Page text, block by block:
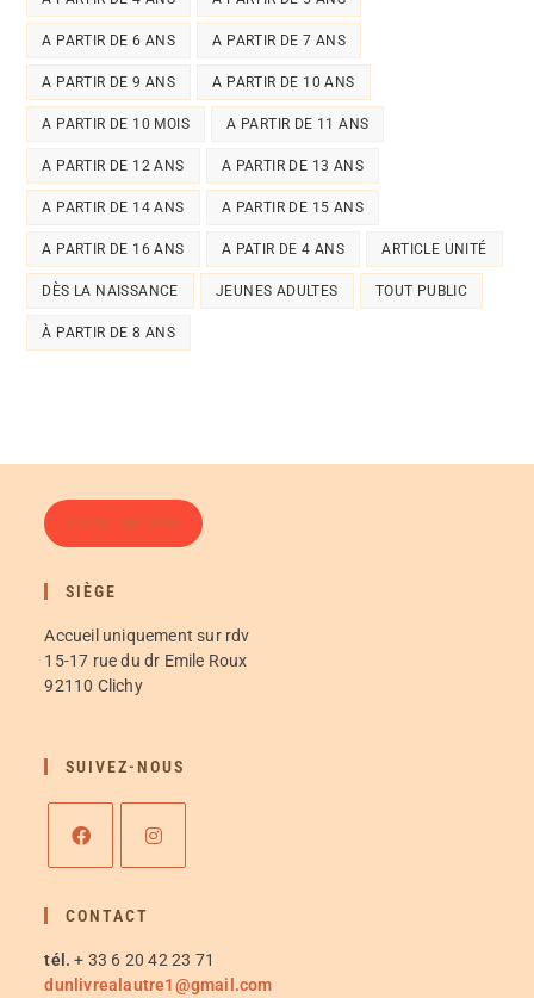
A PARTIR DE 6 ANS A PARTIR DE 7 ANS
A PARTIR DE 9 ANS A PARTIR DE 10 ANS
A PARTIR DE 10 MOIS A PARTIR DE 11 ANS
A PARTIR DE 12 ANS A PARTIR DE 13 ANS
A PARTIR DE 14 ANS A PARTIR DE 15 ANS
A PARTIR DE 16 ANS A PATIR DE 4 ANS ARTICLE UNITÉ
DÈS LA NAISSANCE JEUNES ADULTES TOUT PUBLIC
À PARTIR DE 8 ANS
FAIRE UN DON
SIÈGE
Accueil uniquement sur rdv
15-17 rue du dr Emile Roux
92110 Clichy
SUIVEZ-NOUS
CONTACT
tél. + 33 6 20 42 23 71
dunlivrealautre1@gmail.com